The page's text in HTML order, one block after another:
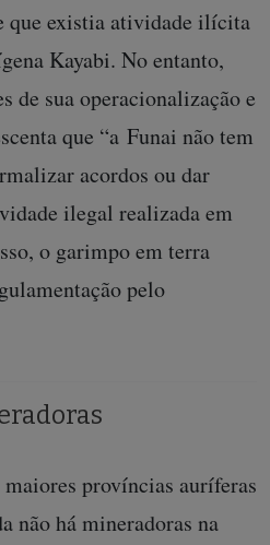
que existia atividade ilícita
Kayabi. No entanto,
de sua operacionalização e
que “a Funai não tem
acordos ou dar
ilegal realizada em
o garimpo em terra
pelo
maiores províncias auríferas
não há mineradoras na